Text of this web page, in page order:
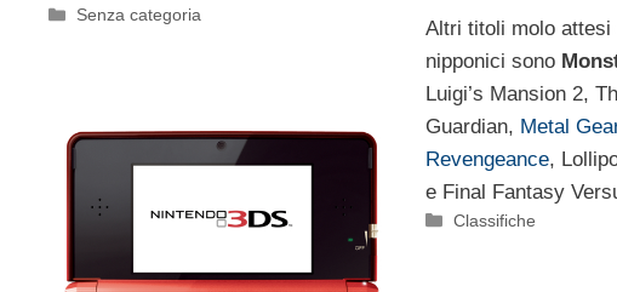
Categorie
Senza categoria
Altri titoli molo attesi
nipponici sono
Luigi’s Mansion 2,
Guardian, Metal
Revengeance,
e Final Fantasy
Categorie
Classifiche